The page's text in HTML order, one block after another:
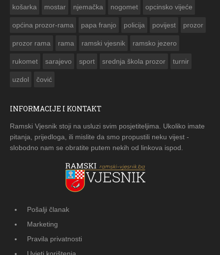
košarka mostar njemačka nogomet opcinsko vijeće
općina prozor-rama papa franjo policija povijest prozor
prozor rama rama ramski vjesnik ramsko jezero
rukomet sarajevo sport srednja škola prozor turnir
uzdol čović
INFORMACIJE I KONTAKT
Ramski Vjesnik stoji na usluzi svim posjetiteljima. Ukoliko imate
pitanja, prijedloga, ili mislite da smo propustili neku vijest -
slobodno nam se obratite putem nekih od linkova ispod.
Pošalji članak
Marketing
Pravila privatnosti
Uvjeti korištenja